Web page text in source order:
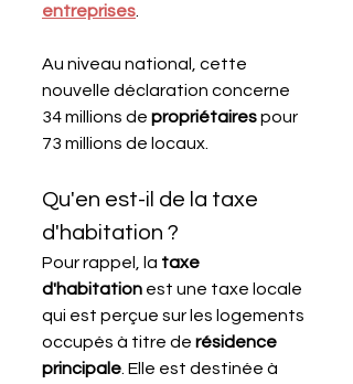
entreprises
Au niveau national, cette
nouvelle déclaration concerne
34 millions de propriétaires pour
73 millions de locaux.
Qu'en est-il de la taxe
d'habitation ?
Pour rappel, la taxe
d'habitation est une taxe locale
qui est perçue sur les logements
occupés à titre de résidence
principale . Elle est destinée à